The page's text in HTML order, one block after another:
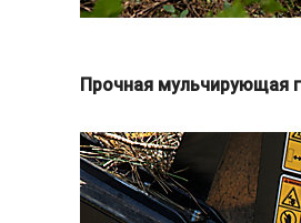
Прочная мульчирующая